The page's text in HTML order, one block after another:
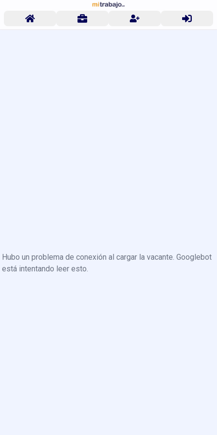
Hubo un problema de conexión al cargar la vacante. Googlebot
está intentando leer esto.